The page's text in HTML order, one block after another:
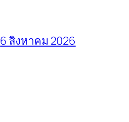
6 สิงหาคม 2026